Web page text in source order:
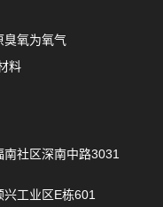
臭氧为氧气
料
社区深南中路3031
工业区E栋601